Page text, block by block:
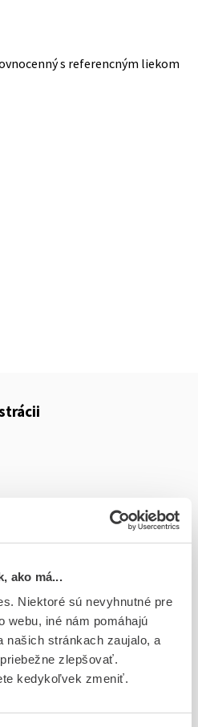
ako má...
Niektoré sú nevyhnutné pre
webu, iné nám pomáhajú
našich stránkach zaujalo, a
zlepšovať.
kedykoľvek zmeniť.
s referencným liekom
platnosti
recognition proc.)